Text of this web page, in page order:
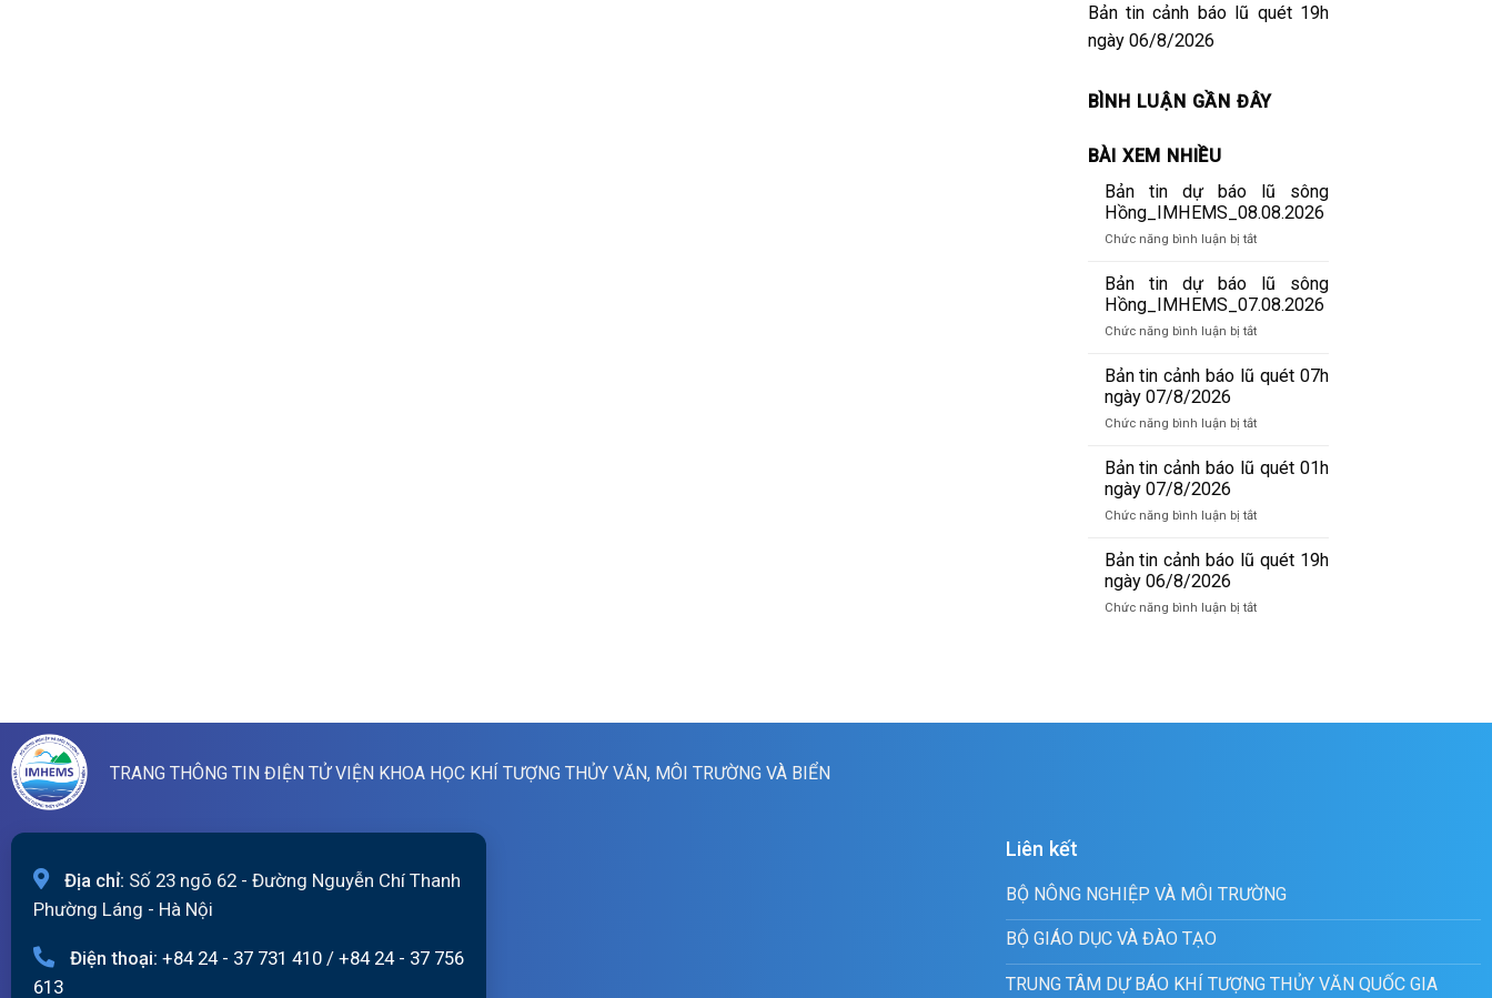
Bản tin cảnh báo lũ quét 19h
ngày 06/8/2026
BÌNH LUẬN GẦN ĐÂY
BÀI XEM NHIỀU
Bản tin dự báo lũ sông
Hồng_IMHEMS_08.08.2026
Chức năng bình luận bị tắtở
tin
dự
lũ
Hồng_IMHEMS_08.08.2026
Bản tin dự báo lũ sông
Hồng_IMHEMS_07.08.2026
Chức năng bình luận bị tắtở
tin
dự
lũ
Hồng_IMHEMS_07.08.2026
Bản tin cảnh báo lũ quét 07h
ngày 07/8/2026
Chức năng bình luận bị tắtở
tin
cảnh
lũ
07h
07/8/2026
Bản tin cảnh báo lũ quét 01h
ngày 07/8/2026
Chức năng bình luận bị tắtở
tin
cảnh
lũ
Bản tin cảnh báo lũ quét 19h
ngày 06/8/2026
Chức năng bình luận bị tắtở
quét
TRANG THÔNG TIN ĐIỆN TỬ VIỆN KHOA HỌC KHÍ TƯỢNG THỦY VĂN, MÔI TRƯỜNG VÀ BIỂN
Địa chỉ: Số 23 ngõ 62 - Đường Nguyễn Chí Thanh
Phường Láng - Hà Nội
Điện thoại: +84 24 - 37 731 410 / +84 24 - 37 756
613
Liên kết
BỘ NÔNG NGHIỆP VÀ MÔI TRƯỜNG
BỘ GIÁO DỤC VÀ ĐÀO TẠO
TRUNG TÂM DỰ BÁO KHÍ TƯỢNG THỦY VĂN QUỐC GIA